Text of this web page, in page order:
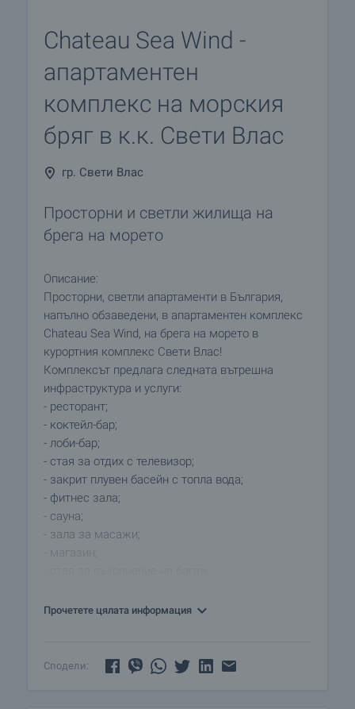
Chateau Sea Wind -
апартаментен
комплекс на морския
бряг в к.к. Свети Влас
гр. Свети Влас
Просторни и светли жилища на
брега на морето
Описание:
Просторни, светли апартаменти в България,
напълно обзаведени, в апартаментен комплекс
Chateau Sea Wind, на брега на морето в
курортния комплекс Свети Влас!
Комплексът предлага следната вътрешна
инфраструктура и услуги:
- ресторант;
- коктейл-бар;
- лоби-бар;
- стая за отдих с телевизор;
- закрит плувен басейн с топла вода;
- фитнес зала;
- сауна;
- зала за масажи;
- магазин;
- голям открит басейн за възрастни и деца;
- детски клуб с аниматори;
Прочетете цялата информация
Сподели: